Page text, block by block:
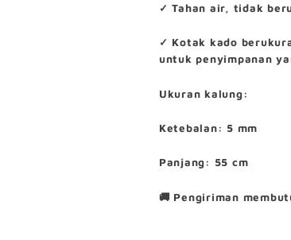
✓Tahan air, tidak
✓ Kotak kado
untuk penyimpanan
Ukuran kalung:
Ketebalan: 5 mm
Panjang: 55 cm
🚚 Pengiriman